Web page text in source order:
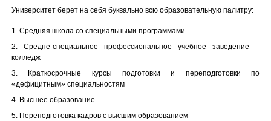
Университет берет на себя буквально всю образовательную палитру:
1. Средняя школа со специальными программами
2. Средне-специальное профессиональное учебное заведение –
колледж
3. Краткосрочные курсы подготовки и переподготовки по
«дефицитным» специальностям
4. Высшее образование
5. Переподготовка кадров с высшим образованием